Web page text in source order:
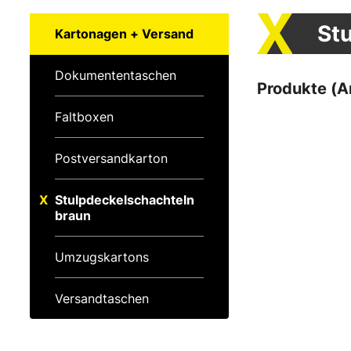
Kartonagen + Versand
Dokumententaschen
Faltboxen
Postversandkarton
Stulpdeckelschachteln
braun
Umzugskartons
Versandtaschen
Produkte